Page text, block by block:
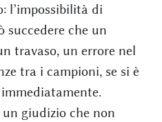
l’impossibilità di
succedere che un
travaso, un errore nel
tra i campioni, se si è
giudizio che non